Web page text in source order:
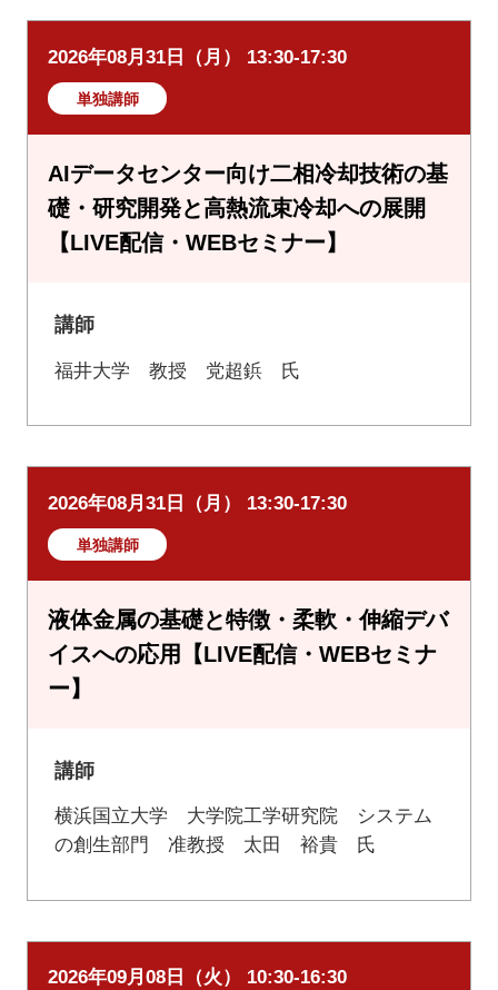
2026年08月31日（月） 13:30-17:30
単独講師
AIデータセンター向け二相冷却技術の基
礎・研究開発と高熱流束冷却への展開
【LIVE配信・WEBセミナー】
講師
福井大学 教授 党超鋲 氏
2026年08月31日（月） 13:30-17:30
単独講師
液体金属の基礎と特徴・柔軟・伸縮デバ
イスへの応用【LIVE配信・WEBセミナ
ー】
講師
横浜国立大学 大学院工学研究院 システム
の創生部門 准教授 太田 裕貴 氏
2026年09月08日（火） 10:30-16:30